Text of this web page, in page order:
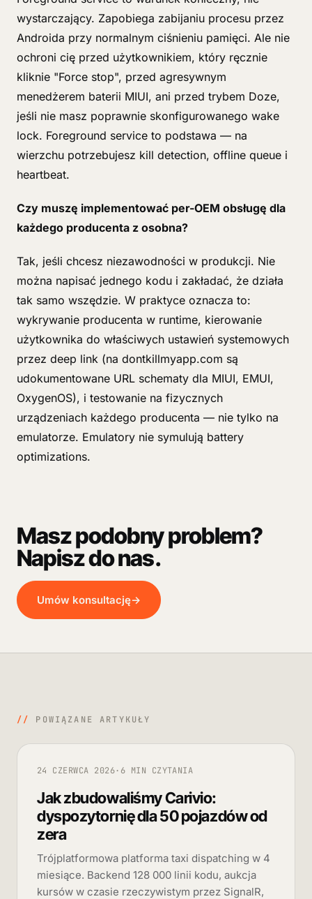
wystarczający. Zapobiega zabijaniu procesu przez
Androida przy normalnym ciśnieniu pamięci. Ale nie
ochroni cię przed użytkownikiem, który ręcznie
kliknie "Force stop", przed agresywnym
menedżerem baterii MIUI, ani przed trybem Doze,
jeśli nie masz poprawnie skonfigurowanego wake
lock. Foreground service to podstawa — na
wierzchu potrzebujesz kill detection, offline queue i
heartbeat.
Czy muszę implementować per-OEM obsługę dla
każdego producenta z osobna?
Tak, jeśli chcesz niezawodności w produkcji. Nie
można napisać jednego kodu i zakładać, że działa
tak samo wszędzie. W praktyce oznacza to:
wykrywanie producenta w runtime, kierowanie
użytkownika do właściwych ustawień systemowych
przez deep link (na dontkillmyapp.com są
udokumentowane URL schematy dla MIUI, EMUI,
OxygenOS), i testowanie na fizycznych
urządzeniach każdego producenta — nie tylko na
emulatorze. Emulatory nie symulują battery
optimizations.
Masz podobny problem?
Napisz do nas.
Umów konsultację→
// POWIĄZANE ARTYKUŁY
24 CZERWCA 2026· 6 MIN CZYTANIA
Jak zbudowaliśmy Carivio:
dyspozytornię dla 50 pojazdów od
zera
Trójplatformowa platforma taxi dispatching w 4
miesiące. Backend 128 000 linii kodu, aukcja
kursów w czasie rzeczywistym przez SignalR,